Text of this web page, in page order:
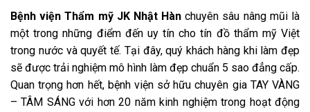
Bệnh viện Thẩm mỹ JK Nhật Hàn chuyên sâu nâng mũi là
một trong những điểm đến uy tín cho tín đồ thẩm mỹ Việt
trong nước và quyết tế. Tại đây, quý khách hàng khi làm đẹp
sẽ được trải nghiệm mô hình làm đẹp chuẩn 5 sao đẳng cấp.
Quan trọng hơn hết, bệnh viện sở hữu chuyên gia TAY VÀNG
– TÂM SÁNG với hơn 20 năm kinh nghiệm trong hoạt động